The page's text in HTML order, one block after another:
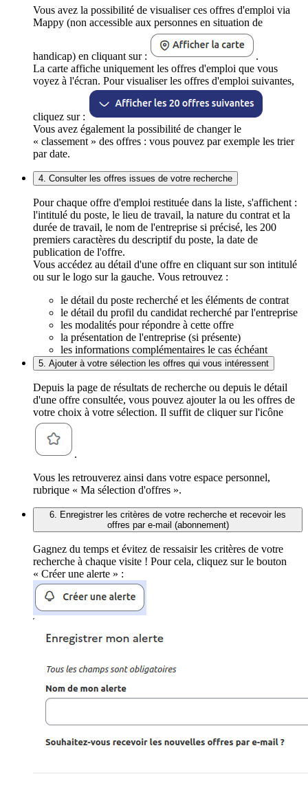
Vous avez la possibilité de visualiser ces offres d'emploi via
Mappy (non accessible aux personnes en situation de
handicap) en cliquant sur :
.
La carte affiche uniquement les offres d'emploi que vous
voyez à l'écran. Pour visualiser les offres d'emploi suivantes,
cliquez sur :
Vous avez également la possibilité de changer le
« classement » des offres : vous pouvez par exemple les trier
par date.
4. Consulter les offres issues de votre recherche
Pour chaque offre d'emploi restituée dans la liste, s'affichent :
l'intitulé du poste, le lieu de travail, la nature du contrat et la
durée de travail, le nom de l'entreprise si précisé, les 200
premiers caractères du descriptif du poste, la date de
publication de l'offre.
Vous accédez au détail d'une offre en cliquant sur son intitulé
ou sur le logo sur la gauche. Vous retrouvez :
le détail du poste recherché et les éléments de contrat
le détail du profil du candidat recherché par l'entreprise
les modalités pour répondre à cette offre
la présentation de l'entreprise (si présente)
les informations complémentaires le cas échéant
5. Ajouter à votre sélection les offres qui vous intéressent
Depuis la page de résultats de recherche ou depuis le détail
d'une offre consultée, vous pouvez ajouter la ou les offres de
votre choix à votre sélection. Il suffit de cliquer sur l'icône
.
Vous les retrouverez ainsi dans votre espace personnel,
rubrique « Ma sélection d'offres ».
6. Enregistrer les critères de votre recherche et recevoir les
offres par e-mail (abonnement)
Gagnez du temps et évitez de ressaisir les critères de votre
recherche à chaque visite ! Pour cela, cliquez sur le bouton
« Créer une alerte » :